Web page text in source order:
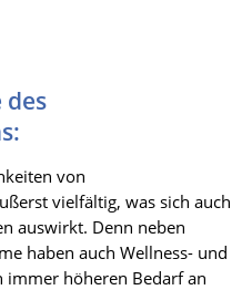
des
von
vielfältig, was sich auch
auswirkt. Denn neben
haben auch Wellness- und
höheren Bedarf an